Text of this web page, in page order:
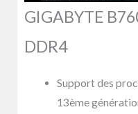
GIGABYTE
DDR4
Support des
13ème